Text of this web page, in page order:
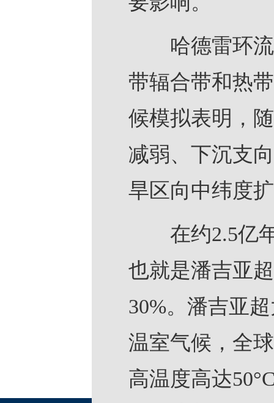
哈德雷环流
带辐合带和热
候模拟表明，
减弱、下沉支
旱区向中纬度
在约2.5亿年
也就是潘吉亚
30%。潘吉亚
温室气候，全
高温度高达